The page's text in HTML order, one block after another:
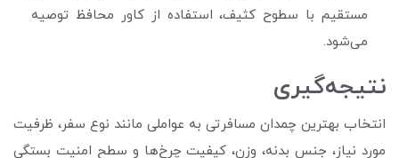
مستقیم با سطوح کثیف، استفاده از کاور محافظ توصیه
می‌شود.
نتیجه‌گیری
انتخاب بهترین چمدان مسافرتی به عواملی مانند نوع سفر، ظرفیت
مورد نیاز، جنس بدنه، وزن، کیفیت چرخ‌ها و سطح امنیت بستگی